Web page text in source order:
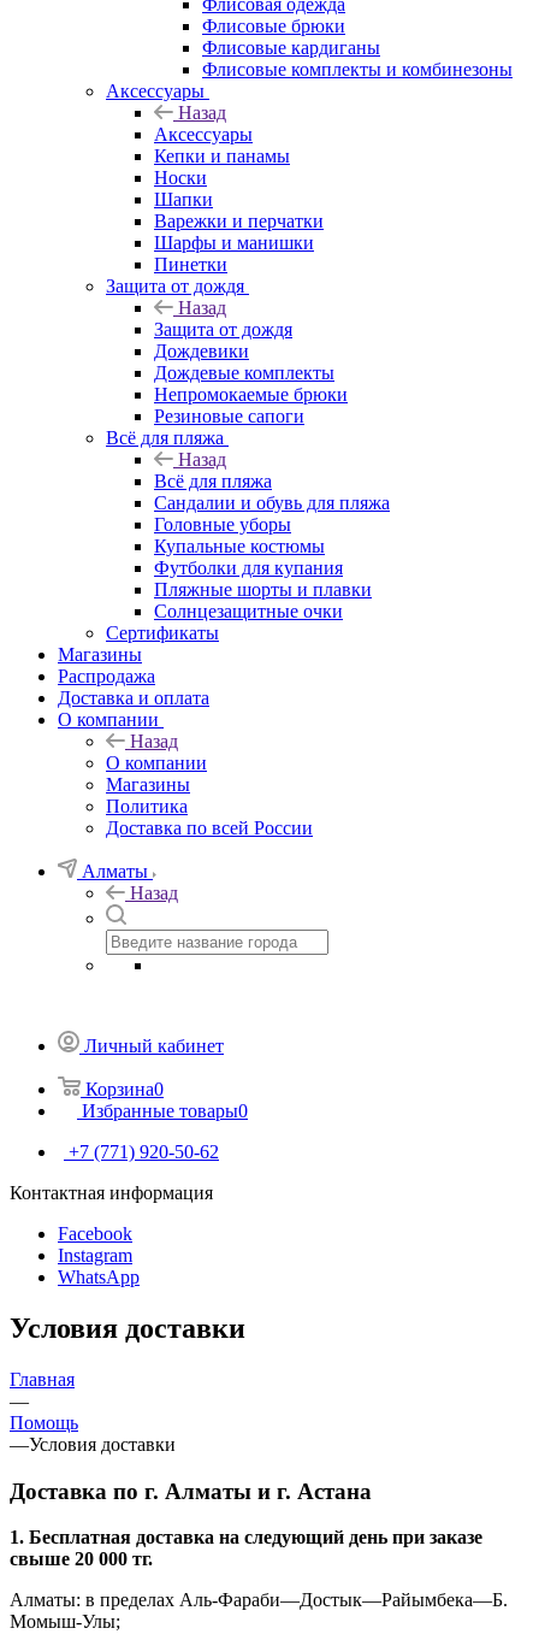
Флисовая одежда
Флисовые брюки
Флисовые кардиганы
Флисовые комплекты и комбинезоны
Аксессуары
Назад
Аксессуары
Кепки и панамы
Носки
Шапки
Варежки и перчатки
Шарфы и манишки
Пинетки
Защита от дождя
Назад
Защита от дождя
Дождевики
Дождевые комплекты
Непромокаемые брюки
Резиновые сапоги
Всё для пляжа
Назад
Всё для пляжа
Сандалии и обувь для пляжа
Головные уборы
Купальные костюмы
Футболки для купания
Пляжные шорты и плавки
Солнцезащитные очки
Сертификаты
Магазины
Распродажа
Доставка и оплата
О компании
Назад
О компании
Магазины
Политика
Доставка по всей России
Алматы
Назад
Личный кабинет
Корзина0
Избранные товары0
+7 (771) 920-50-62
Контактная информация
Facebook
Instagram
WhatsApp
Условия доставки
Главная
—
Помощь
—Условия доставки
Доставка по г. Алматы и г. Астана
1. Бесплатная доставка на следующий день при заказе
свыше 20 000 тг.
Алматы: в пределах Аль-Фараби—Достык—Райымбека—Б.
Момыш-Улы;